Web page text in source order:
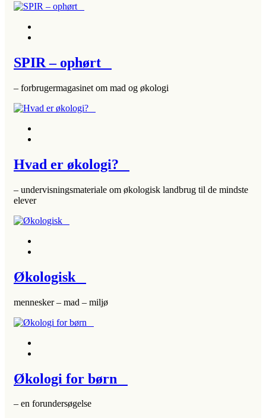
SPIR – ophørt
– forbrugermagasinet om mad og økologi
Hvad er økologi?
– undervisningsmateriale om økologisk landbrug til de mindste
elever
Økologisk
mennesker – mad – miljø
Økologi for børn
– en forundersøgelse